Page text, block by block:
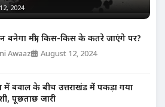
2024
बनेगा मंत्री, किस-किस के कतरे जाएंगे पर?
Awaaz August 12, 2024
में बवाल के बीच उत्तराखंड में पकड़ा गया
पूछताछ जारी